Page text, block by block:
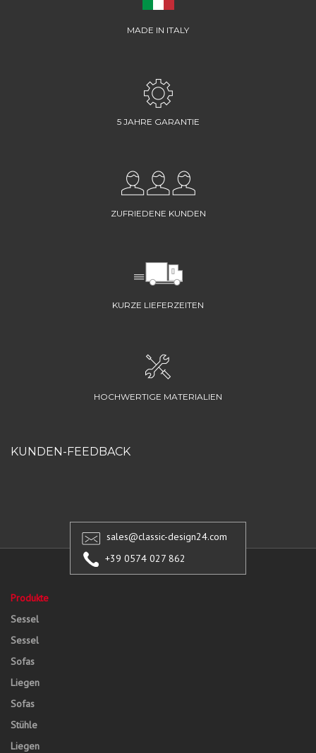
MADE IN ITALY
5 JAHRE GARANTIE
ZUFRIEDENE KUNDEN
KURZE LIEFERZEITEN
HOCHWERTIGE MATERIALIEN
KUNDEN-FEEDBACK
sales@classic-design24.com
+39 0574 027 862
Produkte
Sessel
Sessel
Sofas
Liegen
Sofas
Stühle
Liegen